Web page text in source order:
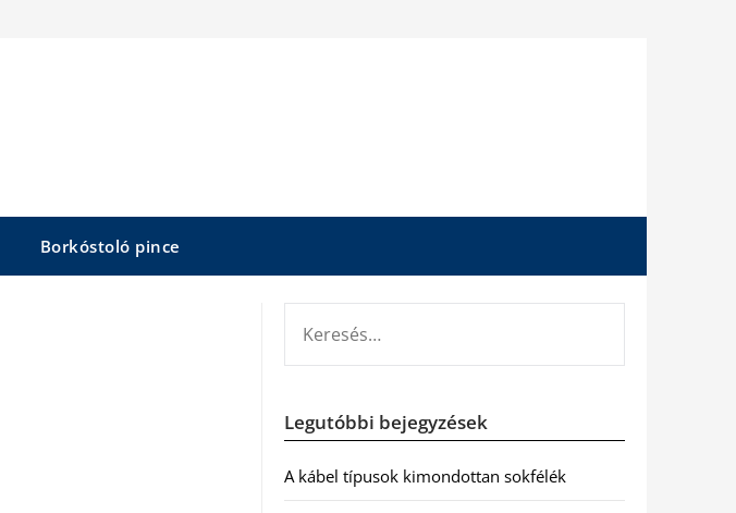
Borkóstoló pince
Legutóbbi bejegyzések
A kábel típusok kimondottan sokfélék